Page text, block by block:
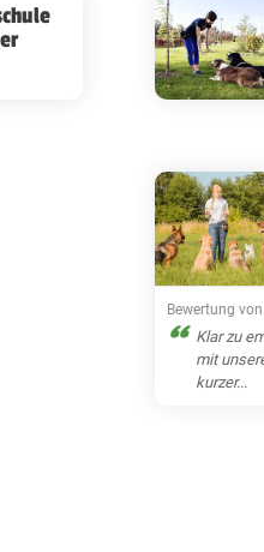
Bewertung
Klar zu
mit
kurzer...